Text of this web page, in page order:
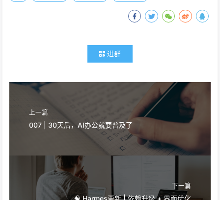
进群
上一篇
007 | 30天后，AI办公就要普及了
下一篇
🧠 Harmes更新 | 依赖升级 + 界面优化